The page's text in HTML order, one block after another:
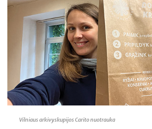
Vilniaus arkivyskupijos Carito nuotrauka